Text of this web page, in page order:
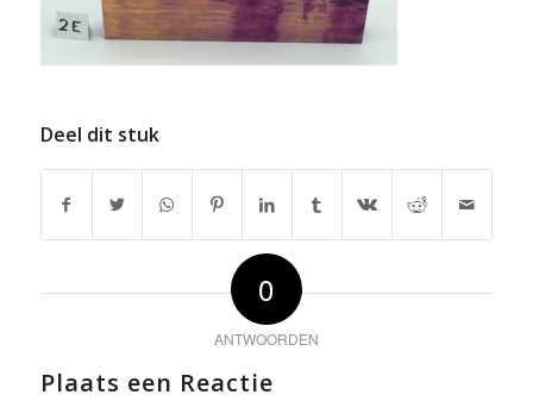
Deel dit stuk
0
ANTWOORDEN
Plaats een Reactie